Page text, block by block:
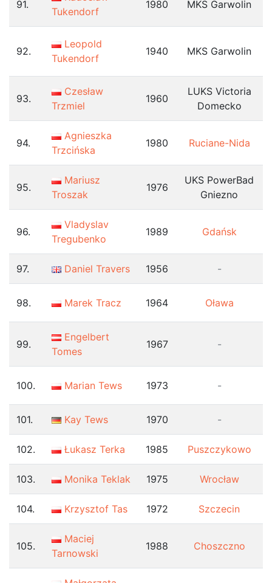
91.
Tukendorf
1980 MKS Garwolin
92.
Leopold
Tukendorf
1940 MKS Garwolin
93.
Czesław
Trzmiel
1960
LUKS Victoria
Domecko
94.
Agnieszka
Trzcińska
1980 Ruciane-Nida
95.
Mariusz
Troszak
1976
UKS PowerBad
Gniezno
96.
Vladyslav
Tregubenko
1989 Gdańsk
97. Daniel Travers 1956 -
98. Marek Tracz 1964 Oława
99.
Engelbert
Tomes
1967 -
100. Marian Tews 1973 -
101. Kay Tews 1970 -
102. Łukasz Terka 1985 Puszczykowo
103. Monika Teklak 1975 Wrocław
104. Krzysztof Tas 1972 Szczecin
105.
Maciej
Tarnowski
1988 Choszczno